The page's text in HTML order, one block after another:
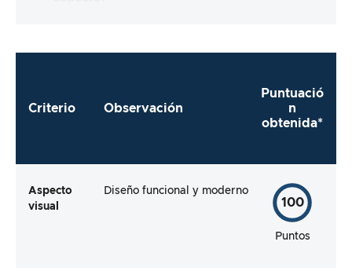
Criterio Observación
Puntuació
n
obtenida*
Aspecto
visual
Diseño funcional y moderno
100
Puntos